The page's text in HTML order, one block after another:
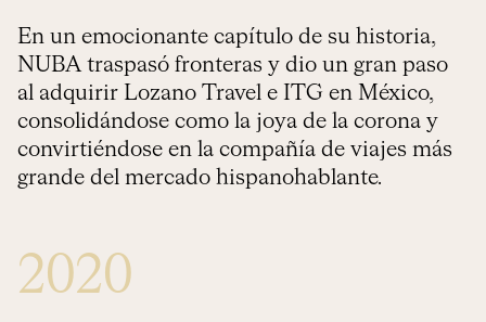
En un emocionante capítulo de su historia,
NUBA traspasó fronteras y dio un gran paso
al adquirir Lozano Travel e ITG en México,
consolidándose como la joya de la corona y
convirtiéndose en la compañía de viajes más
grande del mercado hispanohablante.
2020